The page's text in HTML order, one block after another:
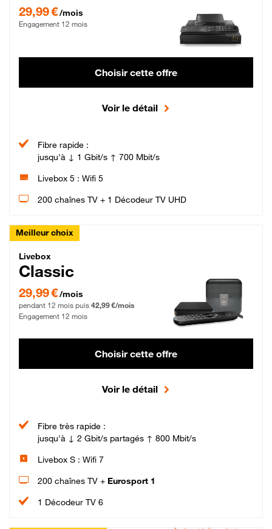
29,99 €/mois
Engagement 12 mois
Choisir cette offre
Voir le détail
Fibre rapide :
jusqu'à ↓ 1 Gbit/s ↑ 700 Mbit/s
Livebox 5 : Wifi 5
200 chaînes TV + 1 Décodeur TV UHD
Meilleur choix
Livebox Classic Fibre
Livebox
Classic
29,99 € par mois pendant 12 mois puis 42,99 € par mois, Engagement 12 mois
29,99 €/mois
pendant 12 mois puis 42,99 €/mois
Engagement 12 mois
Choisir cette offre
Voir le détail
Fibre très rapide :
jusqu'à ↓ 2 Gbit/s partagés ↑ 800 Mbit/s
Livebox S : Wifi 7
200 chaînes TV + Eurosport 1
1 Décodeur TV 6